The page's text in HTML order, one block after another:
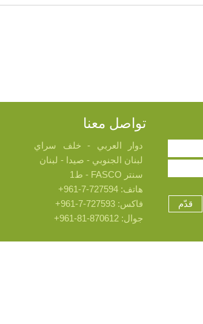
تواصل معنا
دوار العربي - خلف سراي
لبنان الجنوبي - صيدا - لبنان
سنتر FASCO - ط1
هاتف: 727594-7-961+
فاكس: 727593-7-961+
جوال: 870612-81-961+